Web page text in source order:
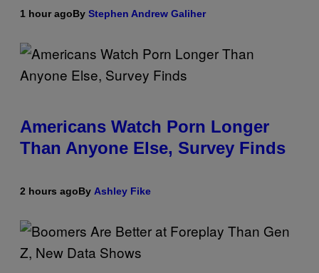
1 hour agoBy Stephen Andrew Galiher
Americans Watch Porn Longer
Than Anyone Else, Survey Finds
2 hours agoBy Ashley Fike